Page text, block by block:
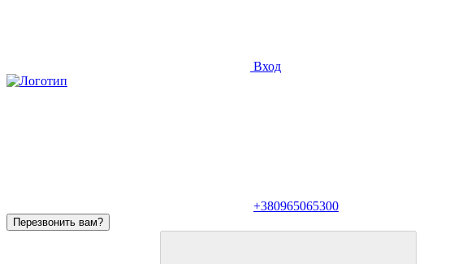
Вход
+380965065300
Перезвонить вам?